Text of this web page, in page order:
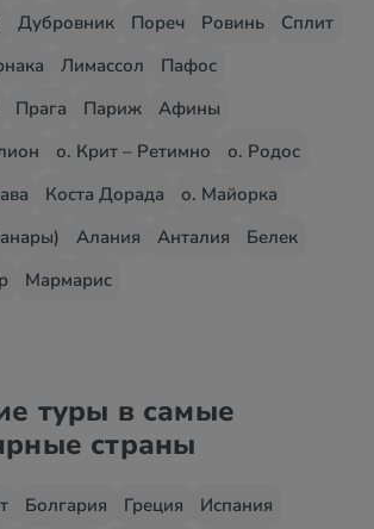
Дубровник Пореч Ровинь
Сплит
Лимассол
Пафос
Прага Париж
Афины
о. Крит – Ретимно
о. Родос
Коста Дорада
о. Майорка
Алания Анталия
Белек
Мармарис
туры в самые
страны
Болгария Греция Испания